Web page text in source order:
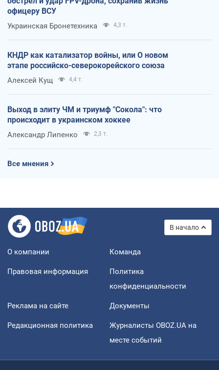
офицеру ВСУ
Украинская Бронетехника 4,3 т.
КНДР как катализатор войны, или О новом
этапе российско-северокорейского союза
Алексей Кущ 4,4 т.
Выход в элиту ЧМ и триумф "Сокола": что
происходит в украинском хоккее
Александр Липенко 2,3 т.
Все мнения
В начало
О компании Команда
Правовая информация
Политика
конфиденциальности
Реклама на сайте Документы
Редакционная политика
Журналисты OBOZ.UA на
месте событий